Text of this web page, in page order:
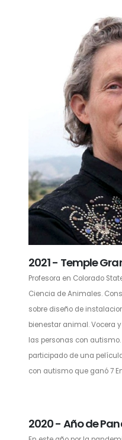
2021 - Temple
Profesora en Colorado
Ciencia de Animales.
sobre diseño de
bienestar animal. Vocera
las personas con
participado de una
con autismo que ganó 7
2020 - Año de